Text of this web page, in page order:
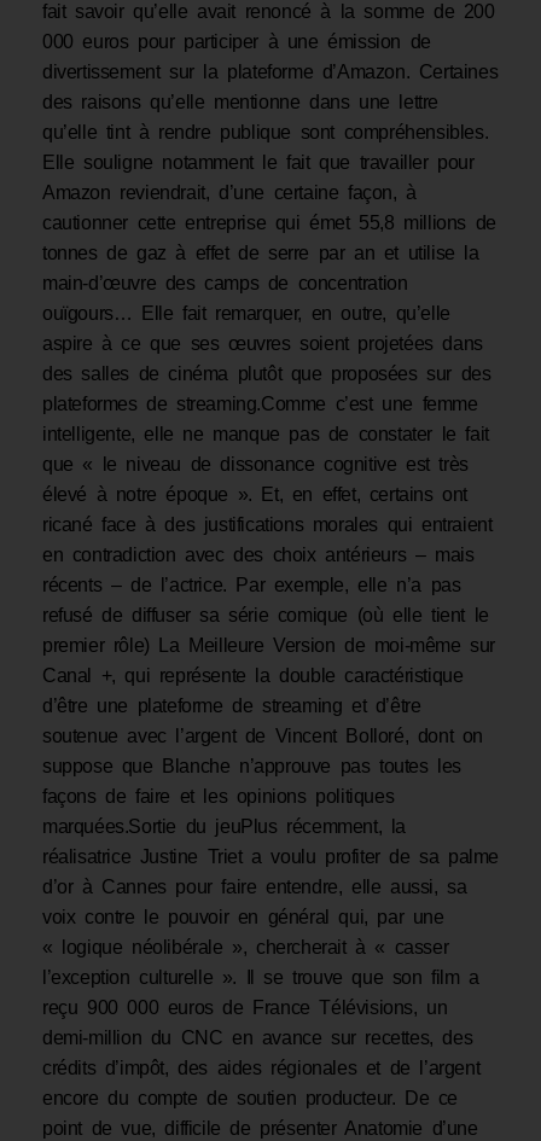
fait savoir qu’elle avait renoncé à la somme de 200
000 euros pour participer à une émission de
divertissement sur la plateforme d’Amazon. Certaines
des raisons qu’elle mentionne dans une lettre
qu’elle tint à rendre publique sont compréhensibles.
Elle souligne notamment le fait que travailler pour
Amazon reviendrait, d’une certaine façon, à
cautionner cette entreprise qui émet 55,8 millions de
tonnes de gaz à effet de serre par an et utilise la
main-d’œuvre des camps de concentration
ouïgours… Elle fait remarquer, en outre, qu’elle
aspire à ce que ses œuvres soient projetées dans
des salles de cinéma plutôt que proposées sur des
plateformes de streaming.Comme c’est une femme
intelligente, elle ne manque pas de constater le fait
que « le niveau de dissonance cognitive est très
élevé à notre époque ». Et, en effet, certains ont
ricané face à des justifications morales qui entraient
en contradiction avec des choix antérieurs – mais
récents – de l’actrice. Par exemple, elle n’a pas
refusé de diffuser sa série comique (où elle tient le
premier rôle) La Meilleure Version de moi-même sur
Canal +, qui représente la double caractéristique
d’être une plateforme de streaming et d’être
soutenue avec l’argent de Vincent Bolloré, dont on
suppose que Blanche n’approuve pas toutes les
façons de faire et les opinions politiques
marquées.Sortie du jeuPlus récemment, la
réalisatrice Justine Triet a voulu profiter de sa palme
d’or à Cannes pour faire entendre, elle aussi, sa
voix contre le pouvoir en général qui, par une
« logique néolibérale », chercherait à « casser
l’exception culturelle ». Il se trouve que son film a
reçu 900 000 euros de France Télévisions, un
demi-million du CNC en avance sur recettes, des
crédits d’impôt, des aides régionales et de l’argent
encore du compte de soutien producteur. De ce
point de vue, difficile de présenter Anatomie d’une